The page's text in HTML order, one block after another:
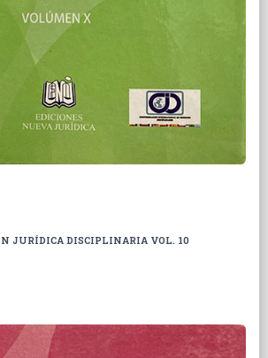
JURÍDICA DISCIPLINARIA VOL. 10